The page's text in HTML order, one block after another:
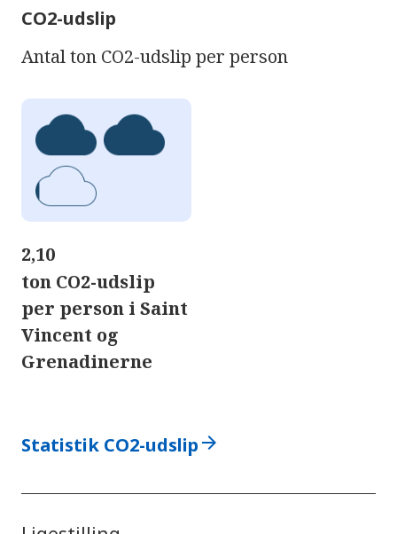
CO2-udslip
Antal ton CO2-udslip per person
2,10
ton CO2-udslip
per person i Saint
Vincent og
Grenadinerne
Statistik CO2-udslip arrow_forward